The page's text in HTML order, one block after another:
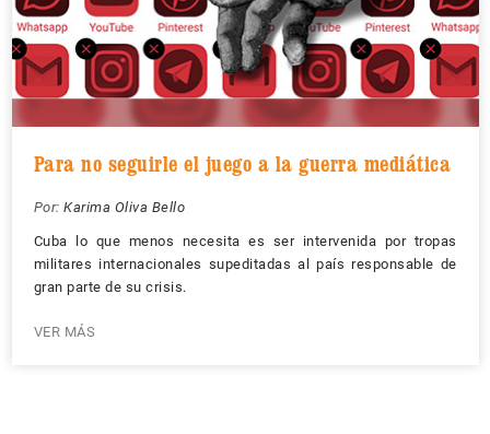
Para no seguirle el juego a la guerra mediática
Por: Karima Oliva Bello
Cuba lo que menos necesita es ser intervenida por tropas
militares internacionales supeditadas al país responsable de
gran parte de su crisis.
VER MÁS